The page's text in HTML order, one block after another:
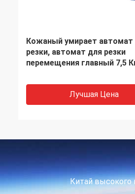
50 тонн гидравлической
умирают автомат для резки
принимают двойной
Лучшая Цена
Китай высокого